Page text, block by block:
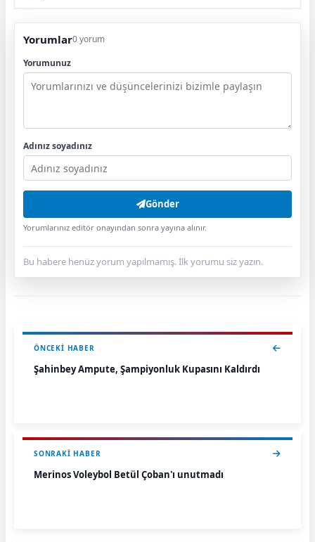
Yorumlar0 yorum
Yorumunuz
Adınız soyadınız
Gönder
Yorumlarınız editör onayından sonra yayına alınır.
Bu habere henüz yorum yapılmamış. İlk yorumu siz yazın.
ÖNCEKI HABER
Şahinbey Ampute, Şampiyonluk Kupasını Kaldırdı
SONRAKI HABER
Merinos Voleybol Betül Çoban'ı unutmadı